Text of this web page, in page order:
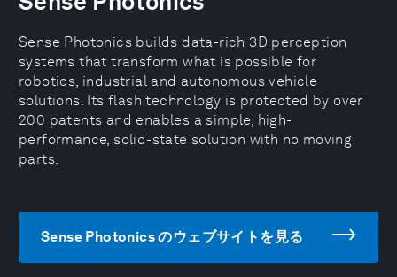
Sense Photonics builds data-rich 3D perception
systems that transform what is possible for
robotics, industrial and autonomous vehicle
solutions. Its flash technology is protected by over
200 patents and enables a simple, high-
performance, solid-state solution with no moving
parts.
Sense Photonics のウェブサイトを見る